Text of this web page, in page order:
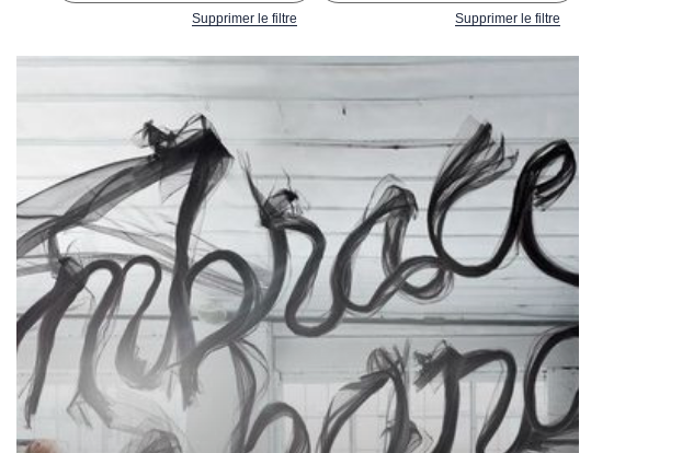
Supprimer le filtre Supprimer le filtre